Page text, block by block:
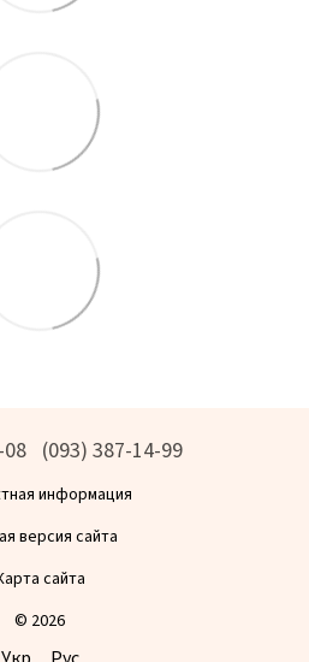
(093) 387-14-99
информация
версия сайта
сайта
© 2026